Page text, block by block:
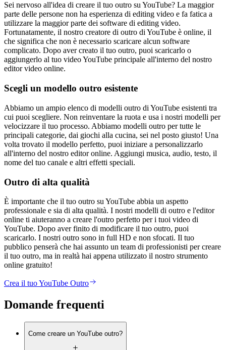
Sei nervoso all'idea di creare il tuo outro su YouTube? La maggior
parte delle persone non ha esperienza di editing video e fa fatica a
utilizzare la maggior parte dei software di editing video.
Fortunatamente, il nostro creatore di outro di YouTube è online, il
che significa che non è necessario scaricare alcun software
complicato. Dopo aver creato il tuo outro, puoi scaricarlo o
aggiungerlo al tuo video YouTube principale all'interno del nostro
editor video online.
Scegli un modello outro esistente
Abbiamo un ampio elenco di modelli outro di YouTube esistenti tra
cui puoi scegliere. Non reinventare la ruota e usa i nostri modelli per
velocizzare il tuo processo. Abbiamo modelli outro per tutte le
principali categorie, dai giochi alla cucina, sei nel posto giusto! Una
volta trovato il modello perfetto, puoi iniziare a personalizzarlo
all'interno del nostro editor online. Aggiungi musica, audio, testo, il
nome del tuo canale e altri effetti speciali.
Outro di alta qualità
È importante che il tuo outro su YouTube abbia un aspetto
professionale e sia di alta qualità. I nostri modelli di outro e l'editor
online ti aiuteranno a creare l'outro perfetto per i tuoi video di
YouTube. Dopo aver finito di modificare il tuo outro, puoi
scaricarlo. I nostri outro sono in full HD e non sfocati. Il tuo
pubblico penserà che hai assunto un team di professionisti per creare
il tuo outro, ma in realtà hai appena utilizzato il nostro strumento
online gratuito!
Crea il tuo YouTube Outro
Domande frequenti
Come creare un YouTube outro?